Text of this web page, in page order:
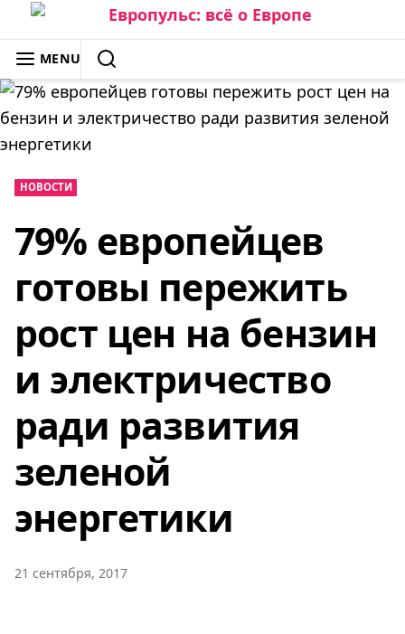
Skip
to
content
ЕВРОПУЛЬС: ВСЁ О ЕВРОПЕ
MENU
SEARCH
НОВОСТИ
79% европейцев
готовы пережить
рост цен на бензин
и электричество
ради развития
зеленой
энергетики
21 сентября, 2017